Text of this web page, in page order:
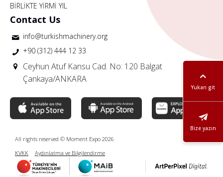
Yukarı git
Bize yazın
BİRLİKTE YİRMİ YIL
Contact Us
info@turkishmachinery.org
+90 (312) 444 12 33
Ceyhun Atuf Kansu Cad. No: 120 Balgat
Çankaya/ANKARA
All rights reserved © Moment Expo 2026
KVKK
Aydınlatma ve Bilgilendirme